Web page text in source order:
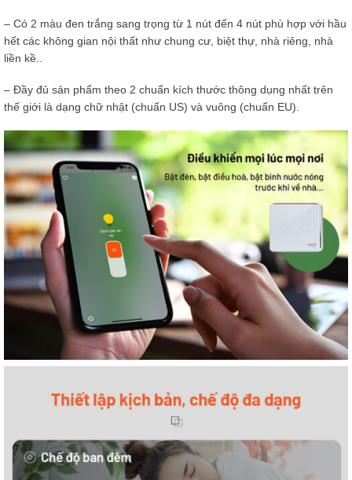
– Có 2 màu đen trắng sang trọng từ 1 nút đến 4 nút phù hợp với hầu
hết các không gian nội thất như chung cư, biệt thự, nhà riêng, nhà
liền kề..
– Đầy đủ sản phẩm theo 2 chuẩn kích thước thông dụng nhất trên
thế giới là dạng chữ nhật (chuẩn US) và vuông (chuẩn EU).